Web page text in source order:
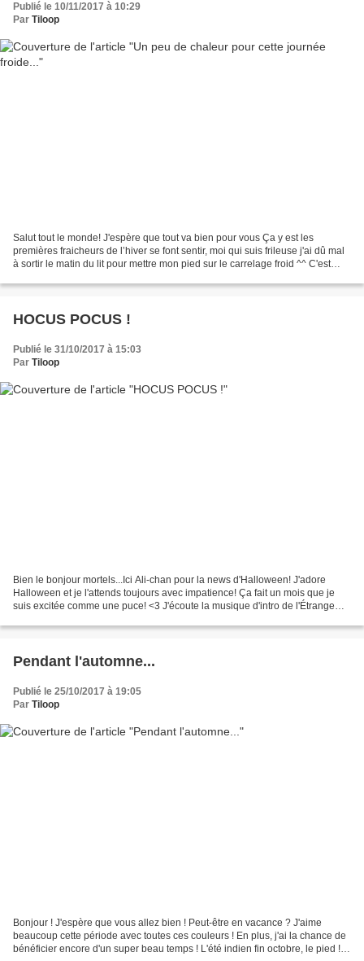
Publié le 10/11/2017 à 10:29
Par Tiloop
Salut tout le monde! J'espère que tout va bien pour vous Ça y est les
premières fraicheurs de l’hiver se font sentir, moi qui suis frileuse j'ai dû mal
à sortir le matin du lit pour mettre mon pied sur le carrelage froid ^^ C'est
HOCUS POCUS !
Publié le 31/10/2017 à 15:03
Par Tiloop
Bien le bonjour mortels...Ici Ali-chan pour la news d'Halloween! J'adore
Halloween et je l'attends toujours avec impatience! Ça fait un mois que je
suis excitée comme une puce! <3 J'écoute la musique d'intro de l'Étrange
Pendant l'automne...
Publié le 25/10/2017 à 19:05
Par Tiloop
Bonjour ! J'espère que vous allez bien ! Peut-être en vacance ? J'aime
beaucoup cette période avec toutes ces couleurs ! En plus, j'ai la chance de
bénéficier encore d'un super beau temps ! L'été indien fin octobre, le pied !